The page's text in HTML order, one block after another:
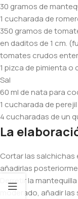
30 gramos de
1 cucharada de
350 gramos de
en daditos de 1 cm.
tomates crudos
1 pizca de pimienta o
Sal
60 ml de nata para
1 cucharada de
4 cucharadas de un
La
Cortar las salchichas
añadirlas
Derretir la
moderado, añadir